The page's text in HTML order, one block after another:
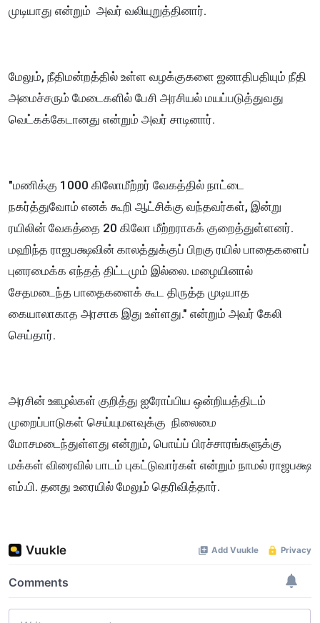
முடியாது என்றும் அவர் வலியுறுத்தினார்.
மேலும், நீதிமன்றத்தில் உள்ள வழக்குகளை ஜனாதிபதியும் நீதி
அமைச்சரும் மேடைகளில் பேசி அரசியல் மயப்படுத்துவது
வெட்கக்கேடானது என்றும் அவர் சாடினார்.
"மணிக்கு 1000 கிலோமீற்றர் வேகத்தில் நாட்டை
நகர்த்துவோம் எனக் கூறி ஆட்சிக்கு வந்தவர்கள், இன்று
ரயிலின் வேகத்தை 20 கிலோ மீற்றராகக் குறைத்துள்ளனர்.
மஹிந்த ராஜபக்ஷவின் காலத்துக்குப் பிறகு ரயில் பாதைகளைப்
புனரமைக்க எந்தத் திட்டமும் இல்லை. மழையினால்
சேதமடைந்த பாதைகளைக் கூட திருத்த முடியாத
கையாலாகாத அரசாக இது உள்ளது." என்றும் அவர் கேலி
செய்தார்.
அரசின் ஊழல்கள் குறித்து ஐரோப்பிய ஒன்றியத்திடம்
முறைப்பாடுகள் செய்யுமளவுக்கு நிலைமை
மோசமடைந்துள்ளது என்றும், பொய்ப் பிரச்சாரங்களுக்கு
மக்கள் விரைவில் பாடம் புகட்டுவார்கள் என்றும் நாமல் ராஜபக்ஷ
எம்.பி. தனது உரையில் மேலும் தெரிவித்தார்.